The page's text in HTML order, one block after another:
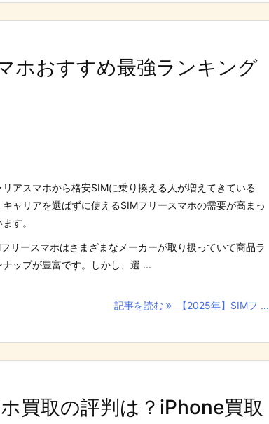
ホおすすめ最強ランキング
リアスマホから格安SIMに乗り換える人が増えてきている
キャリアを選ばずに使えるSIMフリースマホの需要が高まっ
す。
リースマホはさまざまなメーカーが取り扱っていて商品ラ
ナップが豊富です。しかし、選 ...
記事を読む 【2025年】SIMフ ...
買取の評判は？iPhone買取